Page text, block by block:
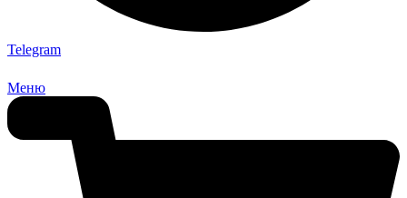
Telegram
Меню